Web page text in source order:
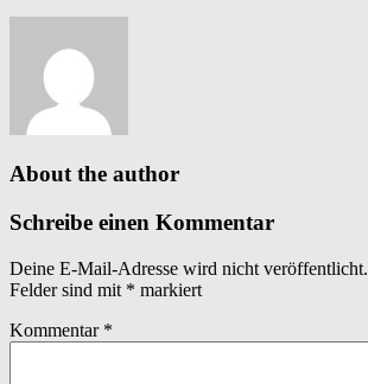
About the author
Schreibe einen Kommentar
Deine E-Mail-Adresse wird nicht veröffentlicht.
Felder sind mit * markiert
Kommentar *